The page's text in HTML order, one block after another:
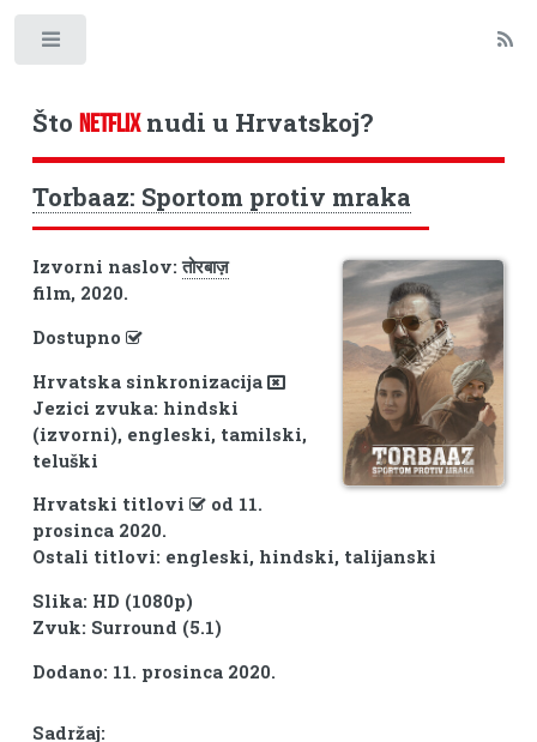
Što NETFLIXnudi u Hrvatskoj?
Torbaaz: Sportom protiv mraka
Izvorni naslov:तोरबाज़
film, 2020.
Dostupno
Hrvatska sinkronizacija
Jezici zvuka: hindski
(izvorni), engleski, tamilski,
teluški
Hrvatski titlovi
od 11.
prosinca 2020.
Ostali titlovi: engleski, hindski, talijanski
Slika: HD (1080p)
Zvuk: Surround (5.1)
Dodano: 11. prosinca 2020.
Sadržaj: